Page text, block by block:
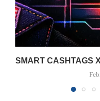
SMART CASHTAGS